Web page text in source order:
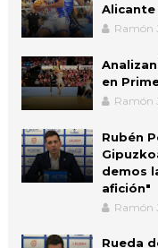
Ramón
en
Ramón
Rubén
demos
afición"
Ramón
Rueda